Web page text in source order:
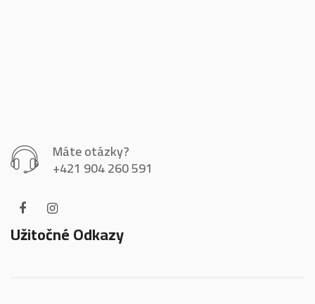
Máte otázky?
+421 904 260 591
Užitočné Odkazy